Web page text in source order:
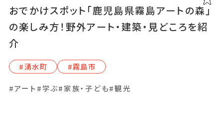
運営会社について
プライバシーポリシー｜お問い合わせ
おでかけスポット「鹿児島県霧島アートの森」
の楽しみ方！野外アート・建築・見どころを紹
介
#湧⽔町 #霧島市
#アート#学ぶ#家族・子ども#観光
〝湯どころ〟鹿児島の温泉8選。3つの泉質に
分けて紹介！
#南九州市
#吉⽥・吉野周辺